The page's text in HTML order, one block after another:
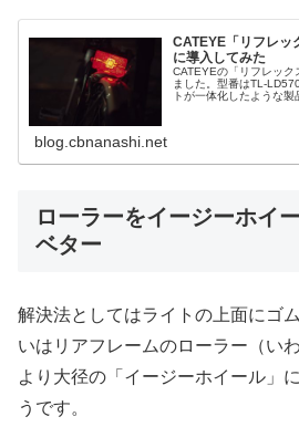
CATEYE「リフレッ
に導入してみた
CATEYEの「リフレック
ました。型番はTL-
トが一体化したような製
blog.cbnanashi.net
ローラーをイージーホイ
ベター
解決法としてはライトの上面にゴ
いはリアフレームのローラー（い
より大径の「イージーホイール」
うです。